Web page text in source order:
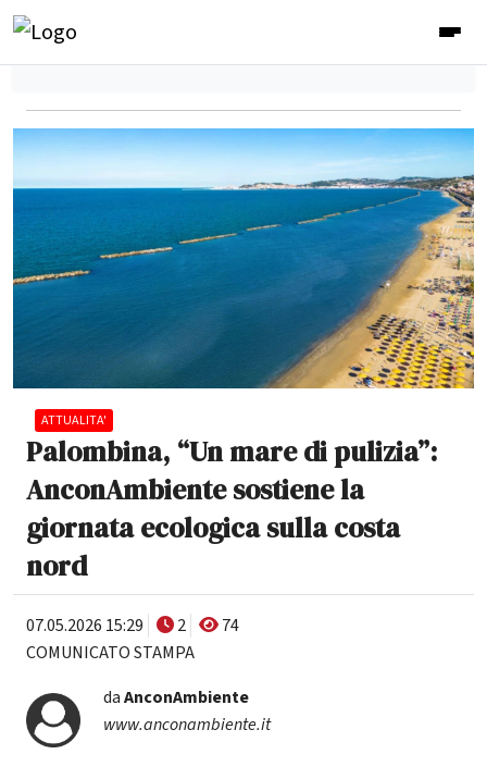
ATTUALITA'
Palombina, “Un mare di pulizia”:
AnconAmbiente sostiene la
giornata ecologica sulla costa
nord
07.05.2026 15:29 2
74
COMUNICATO STAMPA
daAnconAmbiente
www.anconambiente.it